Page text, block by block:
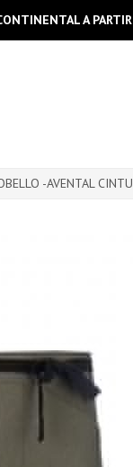
A
-AVENTAL